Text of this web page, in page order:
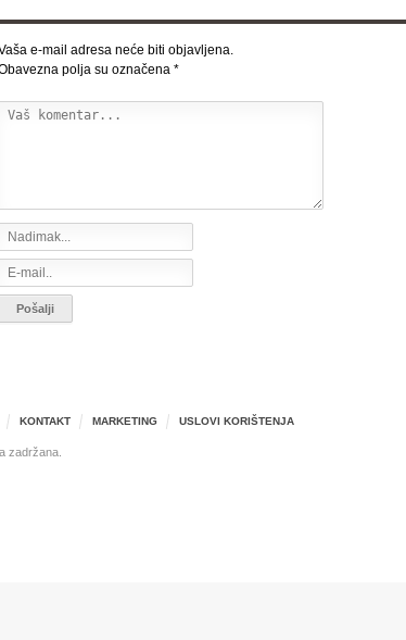
e-mail adresa neće biti objavljena.
polja su označena *
KONTAKT MARKETING USLOVI KORIŠTENJA
zadržana.